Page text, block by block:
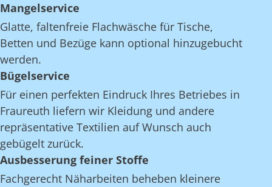
Mangelservice
Glatte, faltenfreie Flachwäsche für Tische,
Betten und Bezüge kann optional hinzugebucht
werden.
Bügelservice
Für einen perfekten Eindruck Ihres Betriebes in
Fraureuth liefern wir Kleidung und andere
repräsentative Textilien auf Wunsch auch
gebügelt zurück.
Ausbesserung feiner Stoffe
Fachgerecht Näharbeiten beheben kleinere